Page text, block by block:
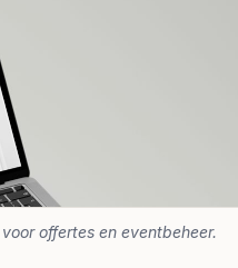
offertes en eventbeheer.